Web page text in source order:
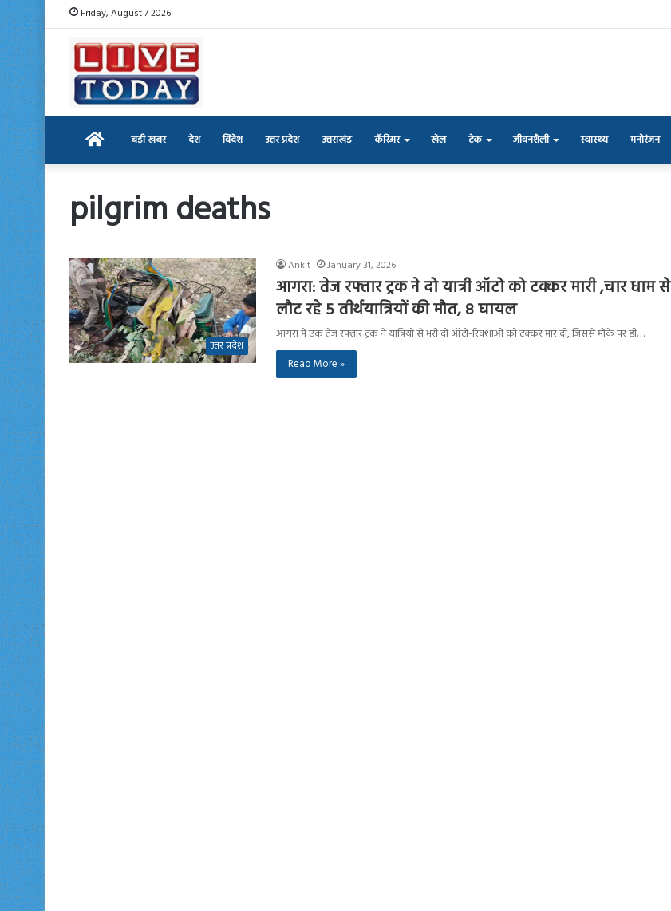
Friday, August 7 2026
Home बड़ी खबर देश विदेश उत्तर प्रदेश उत्तराखंड कॅरिअर खेल टेक जीवनशैली स्वास्थ्य मनोरंजन
pilgrim deaths
उत्तर प्रदेश
Ankit January 31, 2026
आगरा: तेज रफ्तार ट्रक ने दो यात्री ऑटो को टक्कर मारी ,चार धाम से
लौट रहे 5 तीर्थयात्रियों की मौत, 8 घायल
आगरा में एक तेज रफ्तार ट्रक ने यात्रियों से भरी दो ऑटो-रिक्शाओं को टक्कर मार दी, जिससे मौके पर ही…
Read More »